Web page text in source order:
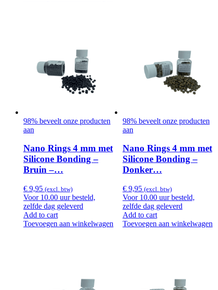
98% beveelt onze producten
aan
Nano Rings 4 mm met
Silicone Bonding –
Bruin –…
€ 9,95 (excl. btw)
Voor 10.00 uur besteld,
zelfde dag geleverd
Add to cart
Toevoegen aan winkelwagen
98% beveelt onze producten
aan
Nano Rings 4 mm met
Silicone Bonding –
Donker…
€9,95 (excl. btw)
Voor 10.00 uur besteld,
zelfde dag geleverd
Add to cart
Toevoegen aan winkelwagen